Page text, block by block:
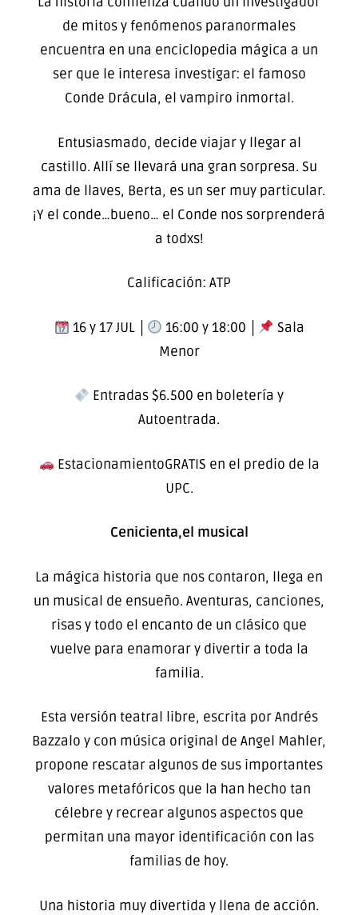
de mitos y fenómenos paranormales
encuentra en una enciclopedia mágica a un
ser que le interesa investigar: el famoso
Conde Drácula, el vampiro inmortal.
Entusiasmado, decide viajar y llegar al
castillo. Allí se llevará una gran sorpresa. Su
ama de llaves, Berta, es un ser muy particular.
¡Y el conde…bueno… el Conde nos sorprenderá
a todxs!
Calificación: ATP
16 y 17 JUL │ 16:00 y 18:00 │
Sala
Menor
Entradas $6.500 en boletería y
Autoentrada.
EstacionamientoGRATIS en el predio de la
UPC.
Cenicienta,el musical
La mágica historia que nos contaron, llega en
un musical de ensueño. Aventuras, canciones,
risas y todo el encanto de un clásico que
vuelve para enamorar y divertir a toda la
familia.
Esta versión teatral libre, escrita por Andrés
Bazzalo y con música original de Angel Mahler,
propone rescatar algunos de sus importantes
valores metafóricos que la han hecho tan
célebre y recrear algunos aspectos que
permitan una mayor identificación con las
familias de hoy.
Una historia muy divertida y llena de acción.